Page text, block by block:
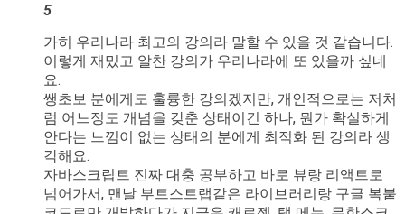
5
가히 우리나라 최고의 강의라 말할 수 있을 것 같습니다.
이렇게 재밌고 알찬 강의가 우리나라에 또 있을까 싶네
요.
쌩초보 분에게도 훌륭한 강의겠지만, 개인적으로는 저처
럼 어느정도 개념을 갖춘 상태이긴 하나, 뭔가 확실하게
안다는 느낌이 없는 상태의 분에게 최적화 된 강의라 생
각해요.
자바스크립트 진짜 대충 공부하고 바로 뷰랑 리액트로
넘어가서, 맨날 부트스트랩같은 라이브러리랑 구글 복붙